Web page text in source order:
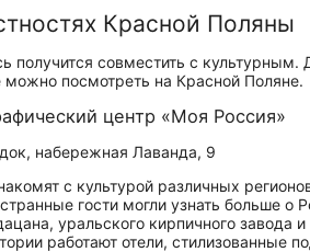
Красной Поляны
получится совместить с
можно посмотреть на Красной Поляне.
центр «Моя Россия»
набережная Лаванда, 9
с культурой различных
гости могли узнать больше
уральского кирпичного
работают отели,